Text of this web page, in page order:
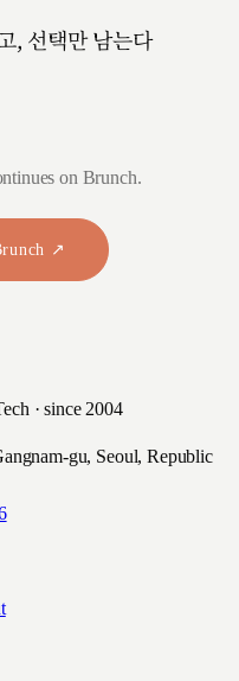
, 선택만 남는다
on Brunch.
↗
· since 2004
gu, Seoul, Republic